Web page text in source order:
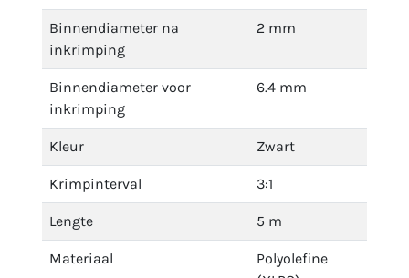
Binnendiameter na
inkrimping
2 mm
Binnendiameter voor
inkrimping
6.4 mm
Kleur Zwart
Krimpinterval 3:1
Lengte 5 m
Materiaal
Polyolefine